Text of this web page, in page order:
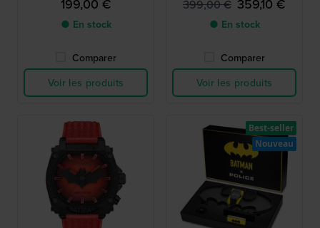
de Delft
199,00 €
● En stock
Comparer
Voir les produits
399,00 € 359,10 €
● En stock
Comparer
Voir les produits
Best-seller
Nouveau